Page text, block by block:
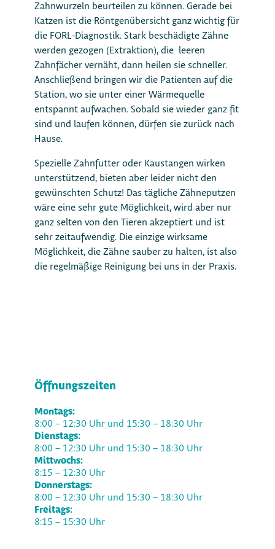
Zahnwurzeln beurteilen zu können. Gerade bei
Katzen ist die Röntgenübersicht ganz wichtig für
die FORL-Diagnostik. Stark beschädigte Zähne
werden gezogen (Extraktion), die leeren
Zahnfächer vernäht, dann heilen sie schneller.
Anschließend bringen wir die Patienten auf die
Station, wo sie unter einer Wärmequelle
entspannt aufwachen. Sobald sie wieder ganz fit
sind und laufen können, dürfen sie zurück nach
Hause.
Spezielle Zahnfutter oder Kaustangen wirken
unterstützend, bieten aber leider nicht den
gewünschten Schutz! Das tägliche Zähneputzen
wäre eine sehr gute Möglichkeit, wird aber nur
ganz selten von den Tieren akzeptiert und ist
sehr zeitaufwendig. Die einzige wirksame
Möglichkeit, die Zähne sauber zu halten, ist also
die regelmäßige Reinigung bei uns in der Praxis.
Öffnungszeiten
Montags:
8:00 – 12:30 Uhr und 15:30 – 18:30 Uhr
Dienstags:
8:00 – 12:30 Uhr und 15:30 – 18:30 Uhr
Mittwochs:
8:15 – 12:30 Uhr
Donnerstags:
8:00 – 12:30 Uhr und 15:30 – 18:30 Uhr
Freitags:
8:15 – 15:30 Uhr